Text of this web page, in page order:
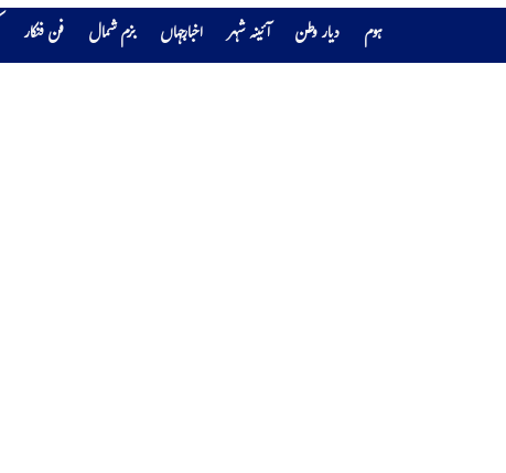
ہوم دیار وطن آئینہ شہر اخبارجہاں بزم شمال فن فنکار